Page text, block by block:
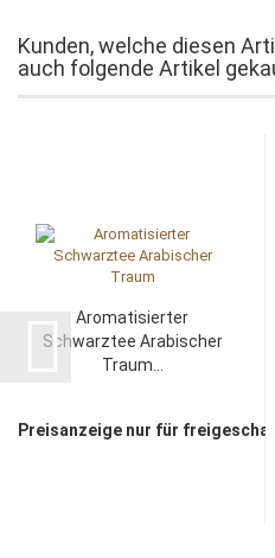
Kunden, welche diesen
auch folgende Artikel
Aromatisierter
Schwarztee Arabischer
Traum...
Preisanzeige nur für